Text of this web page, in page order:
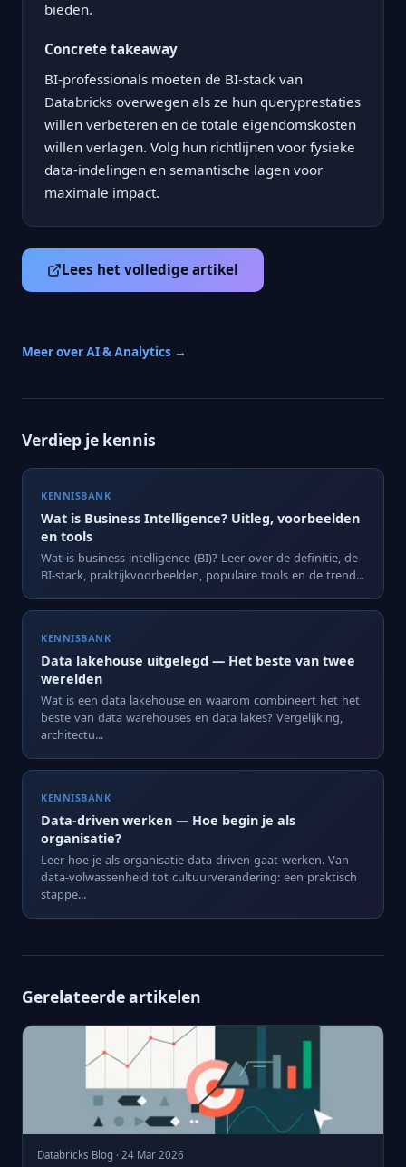
bieden.
Concrete takeaway
BI-professionals moeten de BI-stack van
Databricks overwegen als ze hun queryprestaties
willen verbeteren en de totale eigendomskosten
willen verlagen. Volg hun richtlijnen voor fysieke
data-indelingen en semantische lagen voor
maximale impact.
Lees het volledige artikel
Meer over AI & Analytics →
Verdiep je kennis
KENNISBANK
Wat is Business Intelligence? Uitleg, voorbeelden
en tools
Wat is business intelligence (BI)? Leer over de definitie, de
BI-stack, praktijkvoorbeelden, populaire tools en de trend...
KENNISBANK
Data lakehouse uitgelegd — Het beste van twee
werelden
Wat is een data lakehouse en waarom combineert het het
beste van data warehouses en data lakes? Vergelijking,
architectu...
KENNISBANK
Data-driven werken — Hoe begin je als
organisatie?
Leer hoe je als organisatie data-driven gaat werken. Van
data-volwassenheid tot cultuurverandering: een praktisch
stappe...
Gerelateerde artikelen
Databricks Blog · 24 Mar 2026